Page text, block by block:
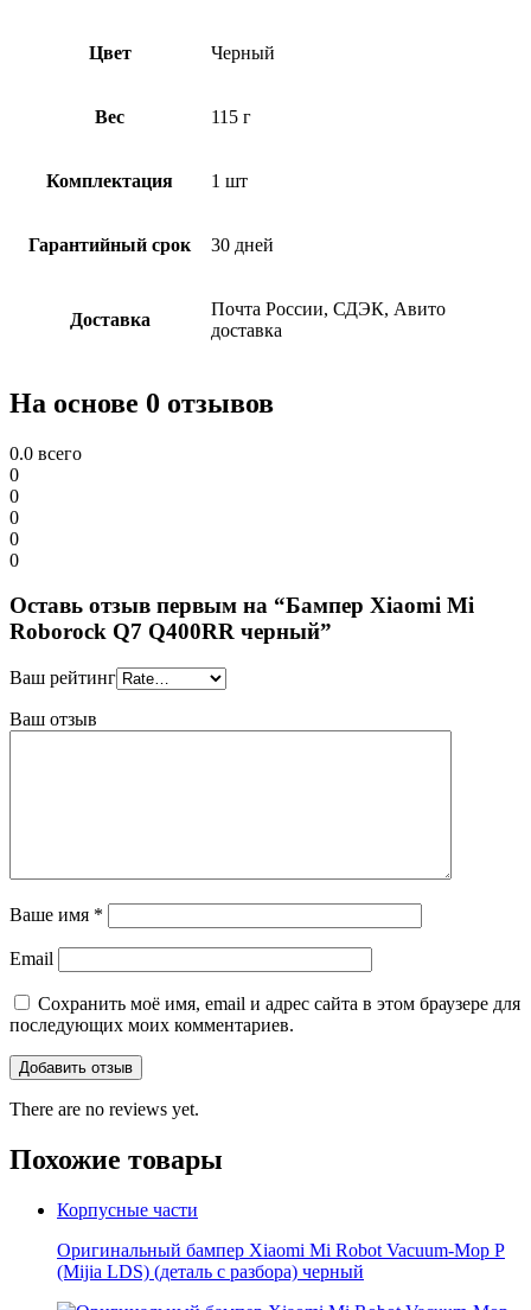
Цвет Черный
Вес 115 г
Комплектация 1 шт
Гарантийный срок 30 дней
Доставка
Почта России, СДЭК, Авито
доставка
На основе 0 отзывов
0.0 всего
0
0
0
0
0
Оставь отзыв первым на “Бампер Xiaomi Mi
Roborock Q7 Q400RR черный”
Ваш рейтинг
Ваш отзыв
Ваше имя *
Email
Сохранить моё имя, email и адрес сайта в этом браузере для
последующих моих комментариев.
There are no reviews yet.
Похожие товары
Корпусные части
Оригинальный бампер Xiaomi Mi Robot Vacuum-Mop P
(Mijia LDS) (деталь с разбора) черный